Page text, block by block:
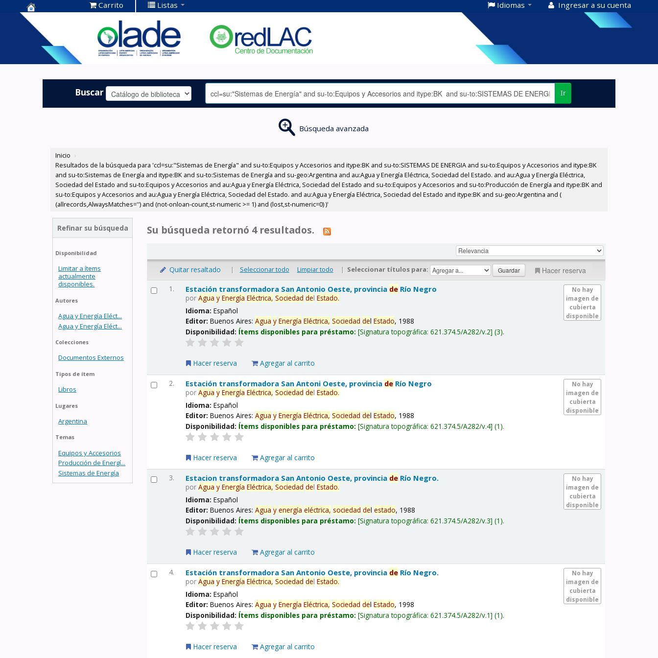
Centro de
Documentación
OLADE -
Carrito Listas Idiomas Ingresar a su cuenta
Buscar Ir
Búsqueda avanzada
Inicio ›
Resultados de la búsqueda para 'ccl=su:"Sistemas de Energía" and su-to:Equipos y Accesorios and itype:BK and su-to:SISTEMAS DE ENERGIA and su-to:Equipos y Accesorios and itype:BK
and su-to:Sistemas de Energía and itype:BK and su-to:Sistemas de Energía and su-geo:Argentina and au:Agua y Energía Eléctrica, Sociedad del Estado. and au:Agua y Energía Eléctrica,
Sociedad del Estado and su-to:Equipos y Accesorios and au:Agua y Energía Eléctrica, Sociedad del Estado and su-to:Equipos y Accesorios and su-to:Producción de Energía and itype:BK and
su-to:Equipos y Accesorios and au:Agua y Energía Eléctrica, Sociedad del Estado. and au:Agua y Energía Eléctrica, Sociedad del Estado and itype:BK and su-geo:Argentina and (
(allrecords,AlwaysMatches='') and (not-onloan-count,st-numeric >= 1) and (lost,st-numeric=0) )'
Refinar su búsqueda
Disponibilidad
Limitar a ítems
actualmente
disponibles.
Autores
Agua y Energía Eléct...
Agua y Energía Eléct...
Colecciones
Documentos Externos
Tipos de ítem
Libros
Lugares
Argentina
Temas
Equipos y Accesorios
Producción de Energí...
Sistemas de Energía
Su búsqueda retornó 4 resultados.
Quitar resaltado | Seleccionar todo Limpiar todo | Seleccionar títulos para: Hacer reserva
1.
No hay
imagen de
cubierta
disponible
Estación transformadora San Antonio Oeste, provincia de Río Negro
porAgua y Energía Eléctrica, Sociedad delEstado.
Idioma:Español
Editor:Buenos Aires:Agua y Energía Eléctrica, Sociedad delEstado, 1988
Disponibilidad: Ítems disponibles para préstamo: Signatura topográfica:621.374.5/A282/v.2 (3).
Hacer reserva Agregar al carrito
2.
No hay
imagen de
cubierta
disponible
Estación transformadora San Antoni Oeste, provincia de Río Negro
porAgua y Energía Eléctrica, Sociedad delEstado.
Idioma:Español
Editor:Buenos Aires:Agua y Energía Eléctrica, Sociedad delEstado, 1988
Disponibilidad: Ítems disponibles para préstamo: Signatura topográfica:621.374.5/A282/v.4 (1).
Hacer reserva Agregar al carrito
3.
No hay
imagen de
cubierta
disponible
Estacion transformadora San Antonio Oeste, provincia de Río Negro.
porAgua y Energía Eléctrica, Sociedad delEstado.
Idioma:Español
Editor:Buenos Aires:Agua y energía eléctrica, sociedad delestado, 1988
Disponibilidad: Ítems disponibles para préstamo: Signatura topográfica:621.374.5/A282/v.3 (1).
Hacer reserva Agregar al carrito
4.
No hay
imagen de
cubierta
disponible
Estación transformadora San Antonio Oeste, provincia de Río Negro.
porAgua y Energía Eléctrica, Sociedad delEstado.
Idioma:Español
Editor:Buenos Aires:Agua y Energía Eléctrica, Sociedad delEstado, 1998
Disponibilidad: Ítems disponibles para préstamo: Signatura topográfica:621.374.5/A282/v.1 (1).
Hacer reserva Agregar al carrito